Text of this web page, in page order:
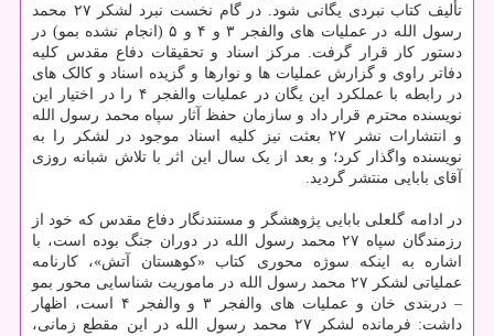
تألیف کتاب نبردی یگانی شود. در گام نخست نبرد لشکر ۲۷ محمد
رسول الله در عملیات های والفجر ۳ و ۴ و ۵ (انجام نشده بمو) در
دستور کار قرار گرفت. مرکز اسناد و تحقیقات دفاع مقدس کلیه
دفاتر راوی و گزارش عملیات ها و نوارها و گزیده اسناد و کالک های
در رابطه با عملکرد این یگان در عملیات والفجر ۴ را در اختیار این
نویسنده محترم قرار داد و سازمان حفظ آثار سپاه محمد رسول الله
و انتشارات نشر ۲۷ بعثت نیز کلیه اسناد موجود در لشکر را به
نویسنده واگذار کرد؛ و بعد از یک سال این اثر با تلاش شبانه روزی
آقای بابایی منتشر گردید.
در ادامه گلعلی بابایی پژوهشگر و مستندنگار دفاع مقدس که خود از
رزمندگان سپاه ۲۷ محمد رسول الله در دوران جنگ بوده است، با
اشاره به اینکه سوژه محوری کتاب «کوهستان آتش»، کارنامه
عملیاتی لشکر ۲۷ محمد رسول الله در ماموریت شناسایی محور بمو
– دربندی خان و عملیات های والفجر ۳ و والفجر ۴ است، اظهار
داشت: فرمانده لشکر ۲۷ محمد رسول الله در این مقطع زمانی،